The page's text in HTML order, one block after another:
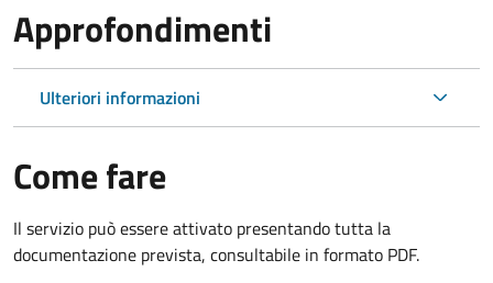
Approfondimenti
Ulteriori informazioni
Come fare
Il servizio può essere attivato presentando tutta la
documentazione prevista, consultabile in formato PDF.